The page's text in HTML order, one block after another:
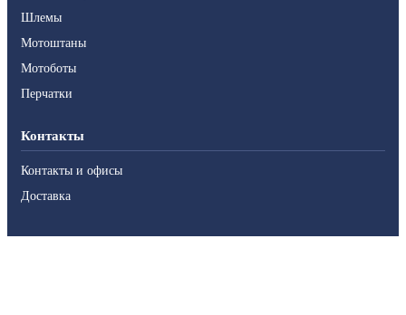
Шлемы
Мотоштаны
Мотоботы
Перчатки
Контакты
Контакты и офисы
Доставка